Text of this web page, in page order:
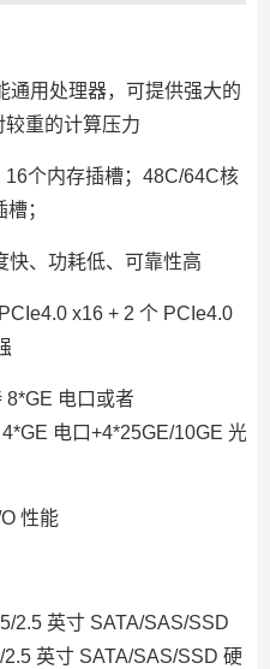
通用处理器，可提供强大的
重的计算压力
个内存插槽；48C/64C核
；
快、功耗低、可靠性高
x16 + 2 个 PCIe4.0
8*GE 电口或者
电口+4*25GE/10GE 光
性能
2.5 英寸 SATA/SAS/SSD
英寸 SATA/SAS/SSD 硬